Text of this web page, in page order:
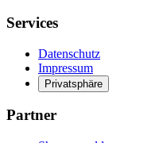
Services
Datenschutz
Impressum
Privatsphäre
Partner